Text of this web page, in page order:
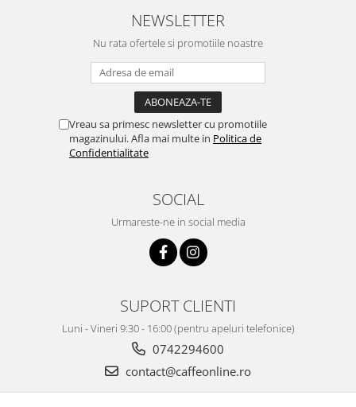
NEWSLETTER
Nu rata ofertele si promotiile noastre
Vreau sa primesc newsletter cu promotiile
magazinului. Afla mai multe in Politica de
Confidentialitate
SOCIAL
Urmareste-ne in social media
SUPORT CLIENTI
Luni - Vineri 9:30 - 16:00 (pentru apeluri telefonice)
0742294600
contact@caffeonline.ro